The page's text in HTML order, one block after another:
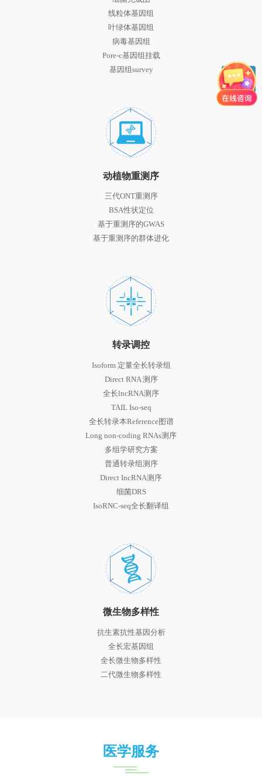
线粒体基因组
叶绿体基因组
病毒基因组
Pore-c基因组挂载
基因组survey
动植物重测序
三代ONT重测序
BSA性状定位
基于重测序的GWAS
基于重测序的群体进化
转录调控
Isoform 定量全长转录组
Direct RNA 测序
全长lncRNA测序
TAIL Iso-seq
全长转录本Reference图谱
Long non-coding RNAs测序
多组学研究方案
普通转录组测序
Direct IncRNA测序
细菌DRS
IsoRNC-seq全长翻译组
微生物多样性
抗生素抗性基因分析
全长宏基因组
全长微生物多样性
二代微生物多样性
医学服务